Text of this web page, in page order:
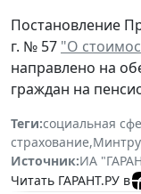
Постановление
г. № 57 "О
направлено на
граждан на
Теги:социальная
страхование,
Источник:ИА
Читать ГАРАНТ.РУ в